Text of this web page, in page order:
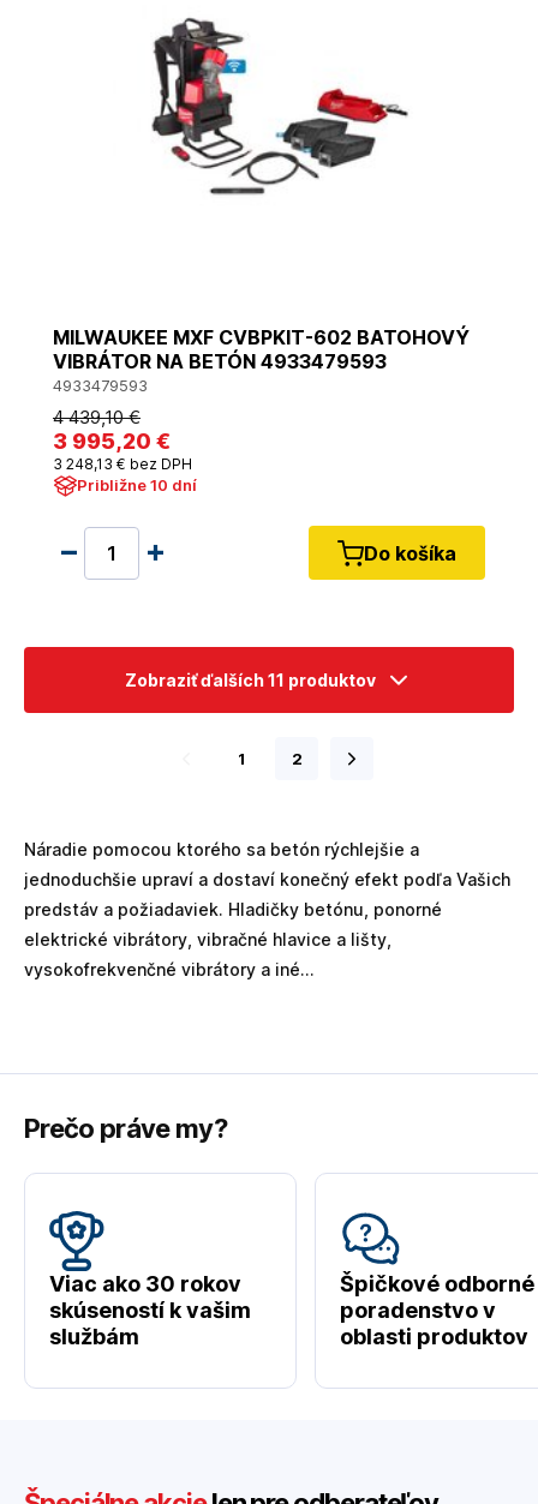
MILWAUKEE MXF CVBPKIT-602 BATOHOVÝ
VIBRÁTOR NA BETÓN 4933479593
4933479593
4 439,10 €
3 995,20 €
3 248,13 € bez DPH
Približne 10 dní
Do košíka
Zobraziť ďalších 11 produktov
1 2
Náradie pomocou ktorého sa betón rýchlejšie a
jednoduchšie upraví a dostaví konečný efekt podľa Vašich
predstáv a požiadaviek. Hladičky betónu, ponorné
elektrické vibrátory, vibračné hlavice a lišty,
vysokofrekvenčné vibrátory a iné...
Prečo práve my?
Viac ako 30 rokov
skúseností k vašim
službám
Špičkové odborné
poradenstvo v
oblasti produktov